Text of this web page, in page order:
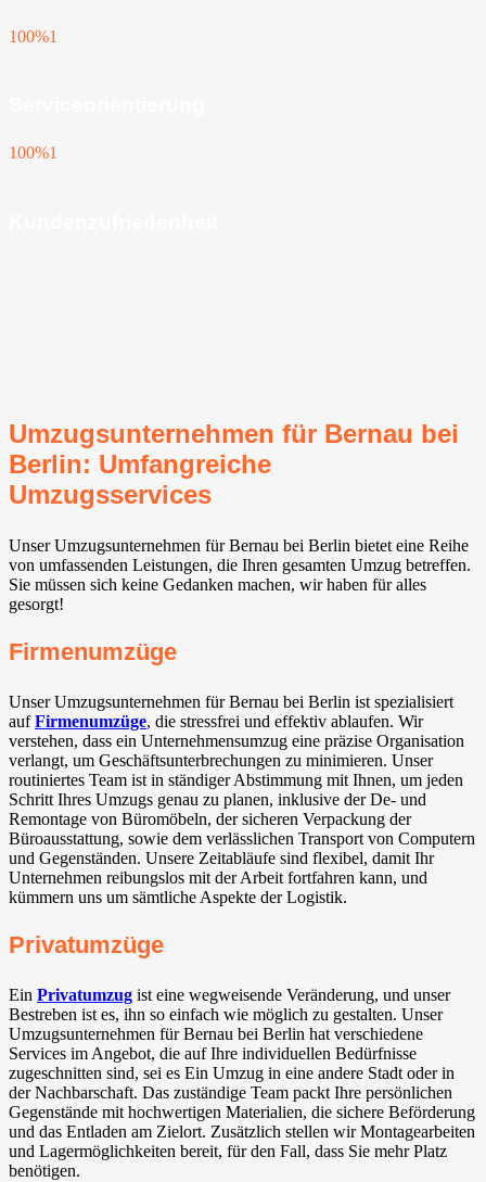
100%1
100%1
Umzugsunternehmen für Bernau bei
Berlin: Umfangreiche
Umzugsservices
Unser Umzugsunternehmen für Bernau bei Berlin bietet eine Reihe
von umfassenden Leistungen, die Ihren gesamten Umzug betreffen.
Sie müssen sich keine Gedanken machen, wir haben für alles
gesorgt!
Firmenumzüge
Unser Umzugsunternehmen für Bernau bei Berlin ist spezialisiert
aufFirmenumzüge, die stressfrei und effektiv ablaufen. Wir
verstehen, dass ein Unternehmensumzug eine präzise Organisation
verlangt, um Geschäftsunterbrechungen zu minimieren. Unser
routiniertes Team ist in ständiger Abstimmung mit Ihnen, um jeden
Schritt Ihres Umzugs genau zu planen, inklusive der De- und
Remontage von Büromöbeln, der sicheren Verpackung der
Büroausstattung, sowie dem verlässlichen Transport von Computern
und Gegenständen. Unsere Zeitabläufe sind flexibel, damit Ihr
Unternehmen reibungslos mit der Arbeit fortfahren kann, und
kümmern uns um sämtliche Aspekte der Logistik.
Privatumzüge
Ein Privatumzug ist eine wegweisende Veränderung, und unser
Bestreben ist es, ihn so einfach wie möglich zu gestalten. Unser
Umzugsunternehmen für Bernau bei Berlin hat verschiedene
Services im Angebot, die auf Ihre individuellen Bedürfnisse
zugeschnitten sind, sei es Ein Umzug in eine andere Stadt oder in
der Nachbarschaft. Das zuständige Team packt Ihre persönlichen
Gegenstände mit hochwertigen Materialien, die sichere Beförderung
und das Entladen am Zielort. Zusätzlich stellen wir Montagearbeiten
und Lagermöglichkeiten bereit, für den Fall, dass Sie mehr Platz
benötigen.